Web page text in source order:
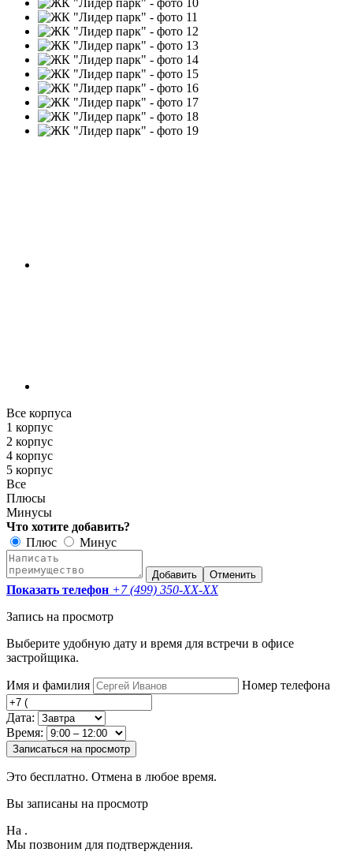
Все корпуса
1 корпус
2 корпус
4 корпус
5 корпус
Все
Плюсы
Минусы
Что хотите добавить?
Плюс
Минус
Добавить Отменить
Показать телефон +7 (499) 350-XX-XX
Запись на просмотр
Выберите удобную дату и время для встречи в офисе
застройщика.
Имя и фамилия Номер телефона
Дата:
Время:
Записаться на просмотр
Это бесплатно. Отмена в любое время.
Вы записаны на просмотр
На .
Мы позвоним для подтверждения.